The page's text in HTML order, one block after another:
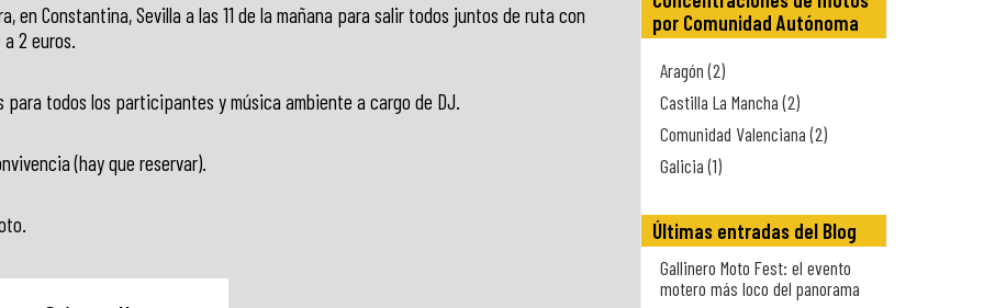
en Constantina, Sevilla a las 11 de la mañana para salir todos juntos de ruta con
2 euros.
para todos los participantes y música ambiente a cargo de DJ.
(hay que reservar).
por Comunidad Autónoma
Aragón (2)
Castilla La Mancha (2)
Comunidad Valenciana (2)
Galicia (1)
Últimas entradas del Blog
Gallinero Moto Fest: el evento
motero más loco del panorama